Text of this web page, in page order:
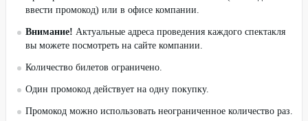
ввести промокод) или в офисе компании.
Внимание! Актуальные адреса проведения каждого спектакля
вы можете посмотреть на сайте компании.
Количество билетов ограничено.
Один промокод действует на одну покупку.
Промокод можно использовать неограниченное количество раз.